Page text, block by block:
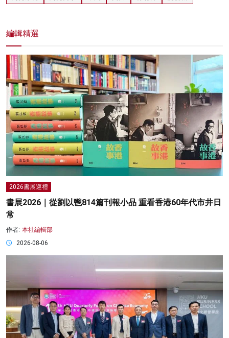
編輯精選
2026書展巡禮
書展2026｜從劉以鬯814篇刊報小品 重看香港60年代市井日
常
作者: 本社編輯部
2026-08-06